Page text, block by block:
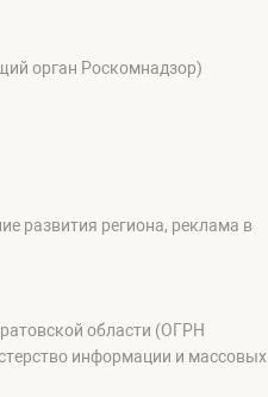
орган Роскомнадзор)
развития региона, реклама в
области (ОГРН
информации и массовых